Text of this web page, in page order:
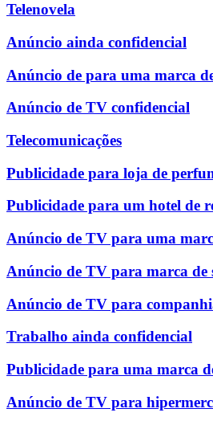
Telenovela
Anúncio ainda confidencial
Anúncio de para uma marca
Anúncio de TV confidencial
Telecomunicações
Publicidade para loja de
Publicidade para um hotel de
Anúncio de TV para uma
Anúncio de TV para marca de
Anúncio de TV para
Trabalho ainda confidencial
Publicidade para uma marca
Anúncio de TV para